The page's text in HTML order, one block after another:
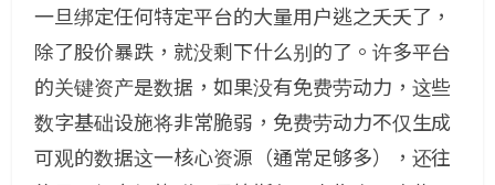
一旦绑定任何特定平台的大量用户逃之夭夭了，
除了股价暴跌，就没剩下什么别的了。许多平台
的关键资产是数据，如果没有免费劳动力，这些
数字基础设施将非常脆弱，免费劳动力不仅生成
可观的数据这一核心资源（通常足够多），还往